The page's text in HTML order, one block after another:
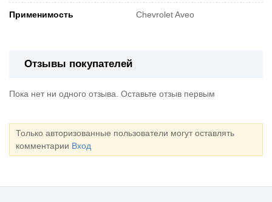
Применимость Chevrolet Aveo
Отзывы покупателей
Пока нет ни одного отзыва. Оставьте отзыв первым
Только авторизованные пользователи могут оставлять
комментарии Вход